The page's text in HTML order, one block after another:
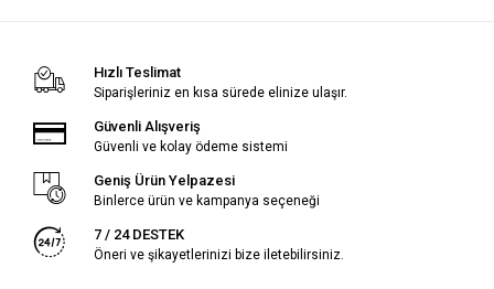
Hızlı Teslimat
Siparişleriniz en kısa sürede elinize ulaşır.
Güvenli Alışveriş
Güvenli ve kolay ödeme sistemi
Geniş Ürün Yelpazesi
Binlerce ürün ve kampanya seçeneği
7 / 24 DESTEK
Öneri ve şikayetlerinizi bize iletebilirsiniz.